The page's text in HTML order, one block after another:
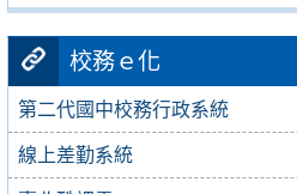
校務ｅ化
第二代國中校務行政系統
線上差勤系統